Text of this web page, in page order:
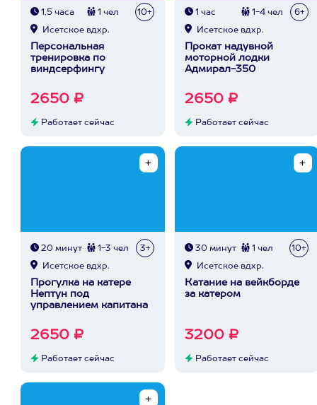
1,5 часа 1 чел 10+
Исетское вдхр.
Персональная
тренировка по
виндсерфингу
2650 ₽
Работает сейчас
1 час 1-4 чел 6+
Исетское вдхр.
Прокат надувной
моторной лодки
Адмирал-350
2650 ₽
Работает сейчас
20 минут 1-3 чел 3+
Исетское вдхр.
Прогулка на катере
Нептун под
управлением капитана
2650 ₽
Работает сейчас
30 минут 1 чел 10+
Исетское вдхр.
Катание на вейкборде
за катером
3200 ₽
Работает сейчас